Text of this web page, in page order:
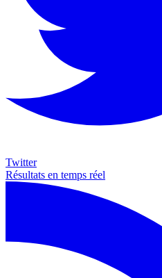
Twitter
Résultats en temps réel